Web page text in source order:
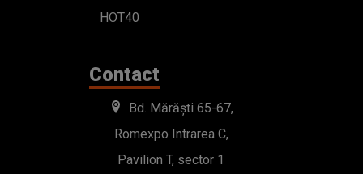
HOT40
Contact
Bd. Mărăști 65-67,
Romexpo Intrarea C,
Pavilion T, sector 1